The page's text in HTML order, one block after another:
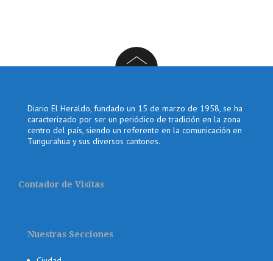
Diario El Heraldo, fundado un 15 de marzo de 1958, se ha
caracterizado por ser un periódico de tradición en la zona
centro del país, siendo un referente en la comunicación en
Tungurahua y sus diversos cantones.
Contador de Visitas
Nuestras Secciones